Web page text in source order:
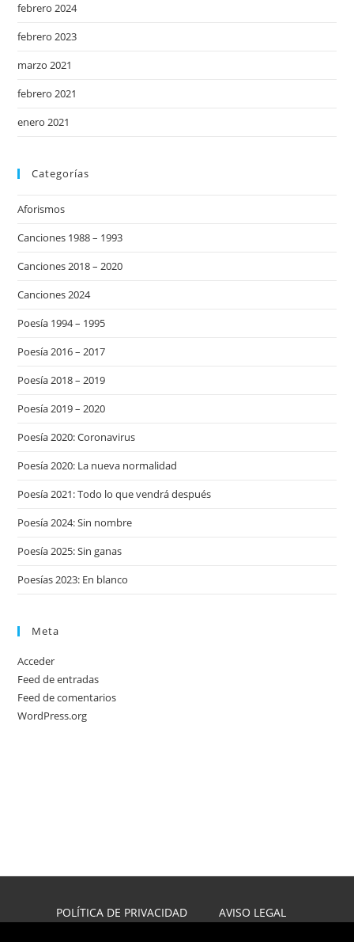
febrero 2024
febrero 2023
marzo 2021
febrero 2021
enero 2021
Categorías
Aforismos
Canciones 1988 – 1993
Canciones 2018 – 2020
Canciones 2024
Poesía 1994 – 1995
Poesía 2016 – 2017
Poesía 2018 – 2019
Poesía 2019 – 2020
Poesía 2020: Coronavirus
Poesía 2020: La nueva normalidad
Poesía 2021: Todo lo que vendrá después
Poesía 2024: Sin nombre
Poesía 2025: Sin ganas
Poesías 2023: En blanco
Meta
Acceder
Feed de entradas
Feed de comentarios
WordPress.org
POLÍTICA DE PRIVACIDAD
AVISO LEGAL